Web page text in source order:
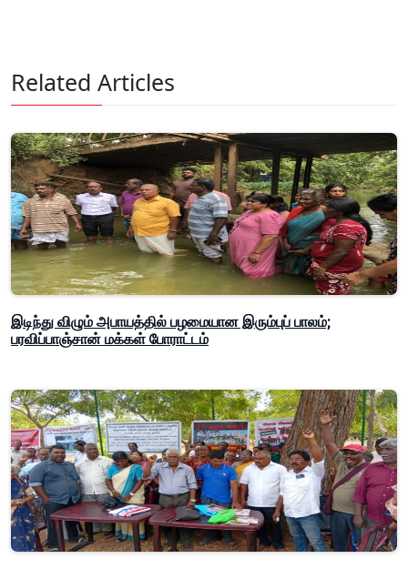
Related Articles
இடிந்து விழும் அபாயத்தில் பழமையான இரும்புப் பாலம்;
பரவிப்பாஞ்சான் மக்கள் போராட்டம்